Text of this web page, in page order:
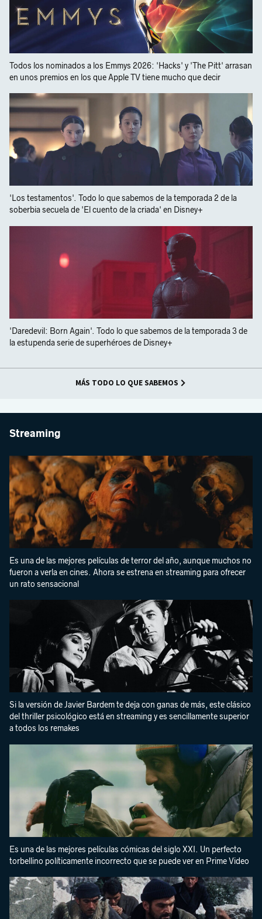
Todos los nominados a los Emmys 2026: 'Hacks' y 'The Pitt' arrasan
en unos premios en los que Apple TV tiene mucho que decir
'Los testamentos'. Todo lo que sabemos de la temporada 2 de la
soberbia secuela de 'El cuento de la criada' en Disney+
'Daredevil: Born Again'. Todo lo que sabemos de la temporada 3 de
la estupenda serie de superhéroes de Disney+
MÁS TODO LO QUE SABEMOS
Streaming
Es una de las mejores películas de terror del año, aunque muchos no
fueron a verla en cines. Ahora se estrena en streaming para ofrecer
un rato sensacional
Si la versión de Javier Bardem te deja con ganas de más, este clásico
del thriller psicológico está en streaming y es sencillamente superior
a todos los remakes
Es una de las mejores películas cómicas del siglo XXI. Un perfecto
torbellino políticamente incorrecto que se puede ver en Prime Video